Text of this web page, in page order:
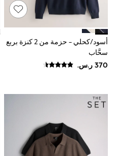
Polo Shirts
Tops & T-Shirts
Trousers & Chinos
Sandals
Swimwear
Sunglasses
Travel Bags
Luggage
Angel & Rocket
B by Ted Baker
أسود/كحلي - حزمة من 2 كنزة بربع
سحَّاب